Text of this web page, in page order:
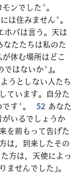
ンでした+。
は住みません+。
ホバは言う。天は
なたたちは私のた
休む場所はどこ
ではないか+』。
うとしない人たち
ています。自分た
す+。 52 あなた
いるでしょうか
を前もって告げた
は，到来したその
方は，天使によっ
ませんでした」。